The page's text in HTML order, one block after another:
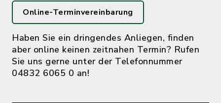
Online-Terminvereinbarung
Haben Sie ein dringendes Anliegen, finden
aber online keinen zeitnahen Termin? Rufen
Sie uns gerne unter der Telefonnummer
04832 6065 0 an!